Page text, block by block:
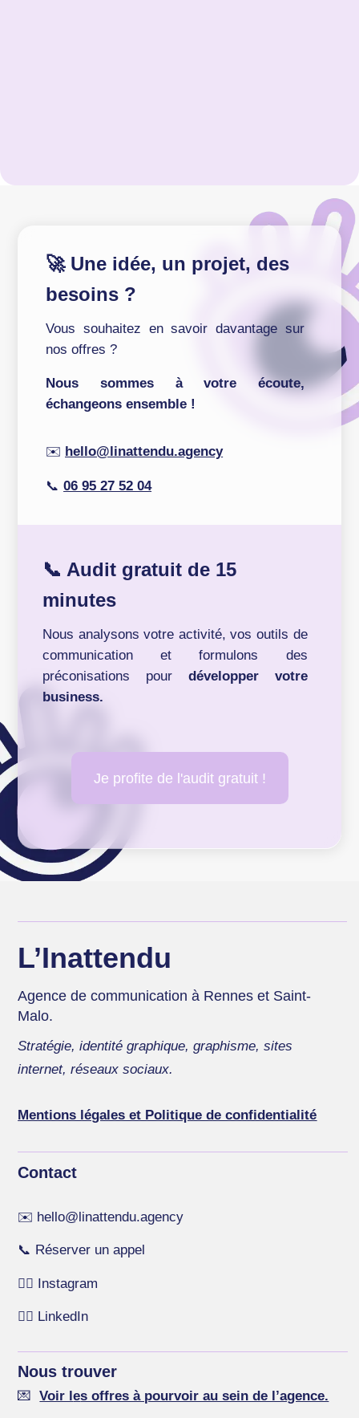
🚀 Une idée, un projet, des
besoins ?
Vous souhaitez en savoir davantage sur
nos offres ?
Nous sommes à votre écoute,
échangeons ensemble !
✉️ hello@linattendu.agency
📞06 95 27 52 04
📞 Audit gratuit de 15
minutes
Nous analysons votre activité, vos outils de
communication et formulons des
préconisations pour développer votre
business.
Je profite de l'audit gratuit !
L’Inattendu
Agence de communication à Rennes et Saint-
Malo.
Stratégie, identité graphique, graphisme, sites
internet, réseaux sociaux.
Mentions légales et Politique de confidentialité
Contact
✉️ hello@linattendu.agency
📞 Réserver un appel
👉🏻 Instagram
👉🏻 LinkedIn
Nous trouver
💌Voir les offres à pourvoir au sein de l’agence.